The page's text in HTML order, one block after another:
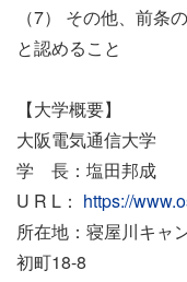
（7） その他、前条
と認めること
【大学概要】
大阪電気通信大学
学 長：塩田邦成
U R L： https://
所在地：寝屋川キ
初町18-8